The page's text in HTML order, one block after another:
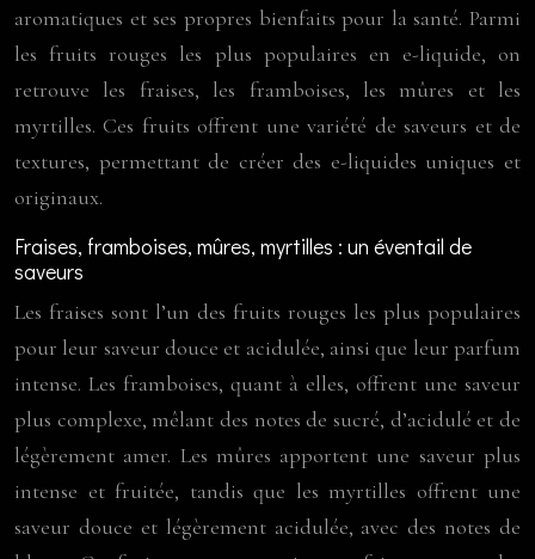
aromatiques et ses propres bienfaits pour la santé. Parmi
les fruits rouges les plus populaires en e-liquide, on
retrouve les fraises, les framboises, les mûres et les
myrtilles. Ces fruits offrent une variété de saveurs et de
textures, permettant de créer des e-liquides uniques et
originaux.
Fraises, framboises, mûres, myrtilles : un éventail de
saveurs
Les fraises sont l’un des fruits rouges les plus populaires
pour leur saveur douce et acidulée, ainsi que leur parfum
intense. Les framboises, quant à elles, offrent une saveur
plus complexe, mêlant des notes de sucré, d’acidulé et de
légèrement amer. Les mûres apportent une saveur plus
intense et fruitée, tandis que les myrtilles offrent une
saveur douce et légèrement acidulée, avec des notes de